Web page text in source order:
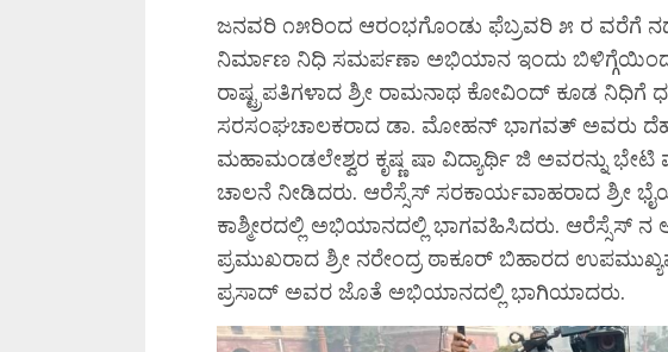
ಜನವರಿ ೧೫ರಿಂದ ಆರಂಭಗೊಂಡು ಫೆಬ್ರವರಿ ೫ ರ ವರೆಗೆ
ನಿರ್ಮಾಣ ನಿಧಿ ಸಮರ್ಪಣಾ ಅಭಿಯಾನ ಇಂದು
ರಾಷ್ಟ್ರಪತಿಗಳಾದ ಶ್ರೀ ರಾಮನಾಥ ಕೋವಿಂದ್ ಕೂಡ ನಿಧಿಗೆ
ಸರಸಂಘಚಾಲಕರಾದ ಡಾ. ಮೋಹನ್ ಭಾಗವತ್ ಅವರು
ಮಹಾಮಂಡಲೇಶ್ವರ ಕೃಷ್ಣ ಷಾ ವಿದ್ಯಾರ್ಥಿ ಜಿ ಅವರನ್ನು
ಚಾಲನೆ ನೀಡಿದರು. ಆರೆಸ್ಸೆಸ್ ಸರಕಾರ್ಯವಾಹರಾದ ಶ್ರೀ
ಕಾಶ್ಮೀರದಲ್ಲಿ ಅಭಿಯಾನದಲ್ಲಿ ಭಾಗವಹಿಸಿದರು. ಆರೆಸ್ಸೆಸ್
ಪ್ರಮುಖರಾದ ಶ್ರೀ ನರೇಂದ್ರ ಠಾಕೂರ್ ಬಿಹಾರದ
ಪ್ರಸಾದ್ ಅವರ ಜೊತೆ ಅಭಿಯಾನದಲ್ಲಿ ಭಾಗಿಯಾದರು.